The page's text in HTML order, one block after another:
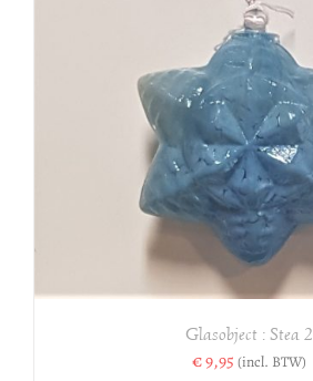
Glasobject : Stea 2
€9,95 (incl. BTW)